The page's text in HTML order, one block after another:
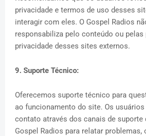
privacidade e termos de uso desses
interagir com eles. O Gospel Radios
responsabiliza pelo conteúdo ou pelas
privacidade desses sites externos.
9. Suporte Técnico:
Oferecemos suporte técnico para
ao funcionamento do site. Os
contato através dos canais de suporte
Gospel Radios para relatar